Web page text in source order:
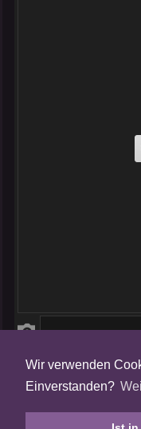
Wir verwenden
Einverstanden?
Tweets by